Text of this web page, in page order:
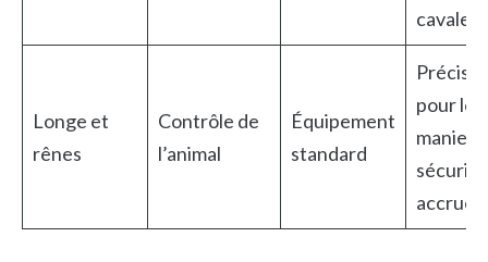
Longe et
rênes
Contrôle de
l’animal
Équipement
standard
pour le
sécurité
accrue